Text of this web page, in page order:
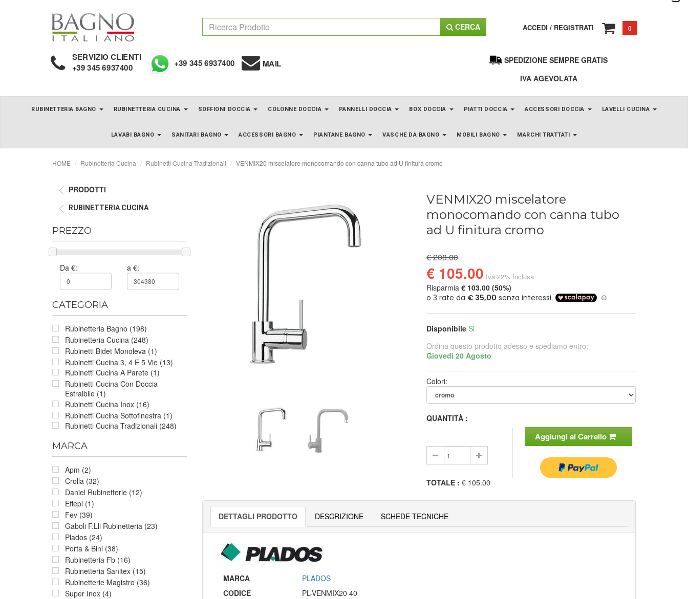
CERCA ACCEDI / REGISTRATI 0
SERVIZIO CLIENTI
+39 345 6937400 +39 345 6937400 MAIL
SPEDIZIONE SEMPRE GRATIS
IVA AGEVOLATA
RUBINETTERIA BAGNO RUBINETTERIA CUCINA SOFFIONI DOCCIA COLONNE DOCCIA PANNELLI DOCCIA BOX DOCCIA PIATTI DOCCIA ACCESSORI DOCCIA LAVELLI CUCINA
LAVABI BAGNO SANITARI BAGNO ACCESSORI BAGNO PIANTANE BAGNO VASCHE DA BAGNO MOBILI BAGNO MARCHI TRATTATI
HOME Rubinetteria Cucina Rubinetti Cucina Tradizionali VENMIX20 miscelatore monocomando con canna tubo ad U finitura cromo
PRODOTTI
RUBINETTERIA CUCINA
PREZZO
Da €: a €:
CATEGORIA
Rubinetteria Bagno (198)
Rubinetteria Cucina (248)
Rubinetti Bidet Monoleva (1)
Rubinetti Cucina 3, 4 E 5 Vie (13)
Rubinetti Cucina A Parete (1)
Rubinetti Cucina Con Doccia
Estraibile (1)
Rubinetti Cucina Inox (16)
Rubinetti Cucina Sottofinestra (1)
Rubinetti Cucina Tradizionali (248)
MARCA
Apm (2)
Crolla (32)
Daniel Rubinetterie (12)
Effepi (1)
Fev (39)
Gaboli F.Lli Rubinetteria (23)
Plados (24)
Porta & Bini (38)
Rubinetteria Fb (16)
Rubinetteria Sanitex (15)
Rubinetterie Magistro (36)
Super Inox (4)
VENMIX20 miscelatore
monocomando con canna tubo
ad U finitura cromo
€ 208.00
€ 105.00 Iva 22% Inclusa
Risparmia€ 103.00 (50%)
Disponibile Si
Ordina questo prodotto adesso e spediamo entro:
Giovedì 20 Agosto
Colori:
QUANTITÀ :
Aggiungi al Carrello
TOTALE : € 105.00
DETTAGLI PRODOTTO DESCRIZIONE SCHEDE TECNICHE
MARCA
PLADOS
CODICE
PL-VENMIX20 40